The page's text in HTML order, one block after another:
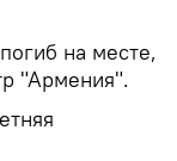
на месте,
"Армения".